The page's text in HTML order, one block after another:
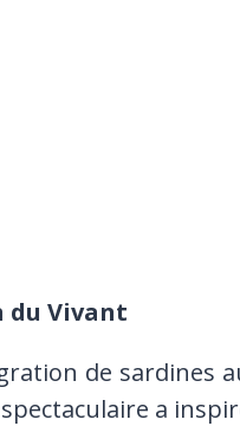
du Vivant
de sardines
a